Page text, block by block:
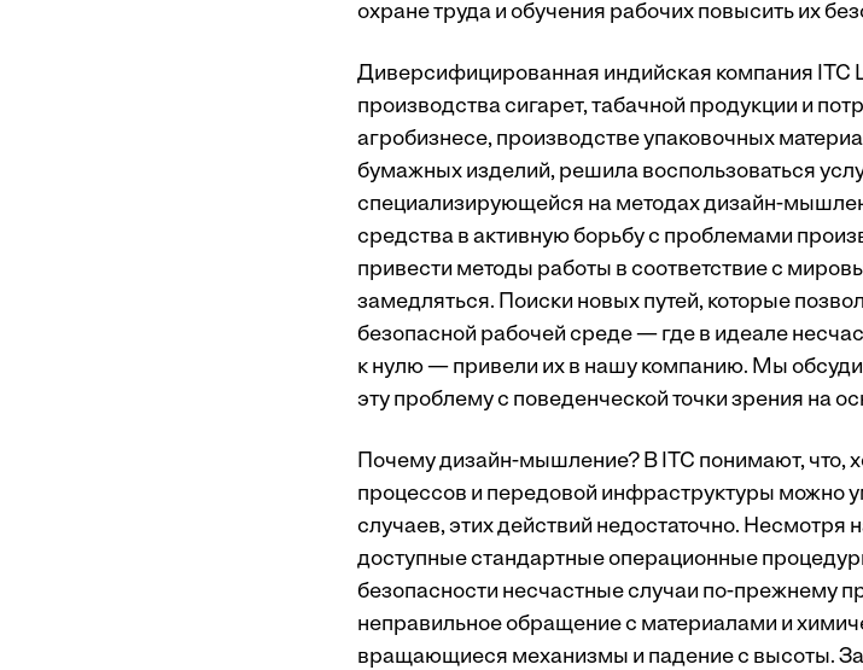
охране труда и обучения рабочих повысить их
Диверсифицированная индийская компания ITC
производства сигарет, табачной продукции и
агробизнесе, производстве упаковочных
бумажных изделий, решила воспользоваться
специализирующейся на методах дизайн-
средства в активную борьбу с проблемами
привести методы работы в соответствие с
замедляться. Поиски новых путей, которые
безопасной рабочей среде — где в идеале
к нулю — привели их в нашу компанию. Мы
эту проблему с поведенческой точки зрения на
Почему дизайн-мышление? В ITC понимают, что,
процессов и передовой инфраструктуры можно
случаев, этих действий недостаточно. Несмотря
доступные стандартные операционные
безопасности несчастные случаи по-прежнему
неправильное обращение с материалами и
вращающиеся механизмы и падение с высоты.